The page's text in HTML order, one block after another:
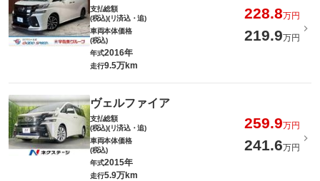
支払総額
(税込)(リ済込・追)
228.8万円
車両本体価格
(税込)
219.9万円
年式2016年
走行9.5万km
ヴェルファイア
支払総額
(税込)(リ済込・追)
259.9万円
車両本体価格
(税込)
241.6万円
年式2015年
走行5.9万km